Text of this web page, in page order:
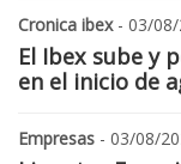
Cronica ibex- 03/08/
El Ibex sube y
en el inicio de
Empresas - 03/08/